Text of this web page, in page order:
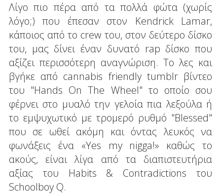
Λίγο πιο πέρα από τα πολλά φώτα (χωρίς
λόγο;) που έπεσαν στον Kendrick Lamar,
κάποιος από το crew του, στον δεύτερο δίσκο
του, μας δίνει έναν δυνατό rap δίσκο που
αξίζει περισσότερη αναγνώριση. Το λες και
βγήκε από cannabis friendly tumblr βίντεο
του "Hands On The Wheel" το οποίο σου
φέρνει στο μυαλό την γελοία πια λεξούλα ή
το εμψυχωτικό με τρομερό ρυθμό "Blessed"
που σε ωθεί ακόμη και όντας λευκός να
φωνάξεις ένα «Yes my nigga!» καθώς το
ακούς, είναι λίγα από τα διαπιστευτήρια
αξίας του Habits & Contradictions του
Schoolboy Q.